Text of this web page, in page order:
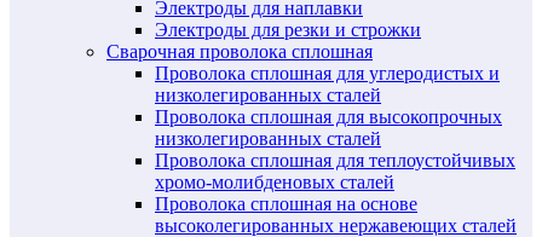
Электроды для наплавки
Электроды для резки и строжки
Сварочная проволока сплошная
Проволока сплошная для углеродистых и
низколегированных сталей
Проволока сплошная для высокопрочных
низколегированных сталей
Проволока сплошная для теплоустойчивых
хромо-молибденовых сталей
Проволока сплошная на основе
высоколегированных нержавеющих сталей